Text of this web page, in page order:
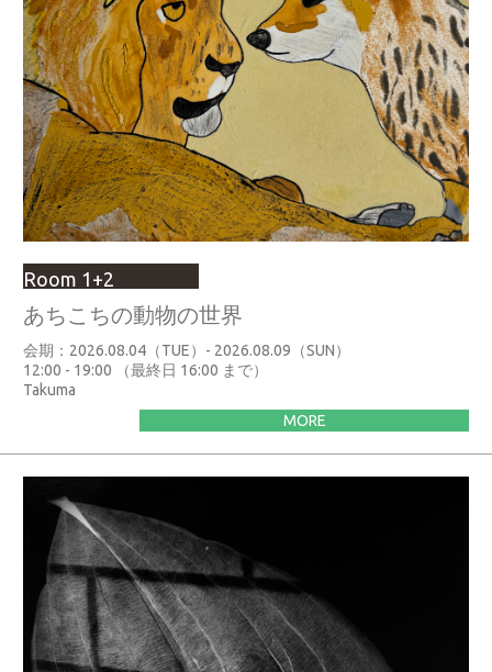
Room 1+2
あちこちの動物の世界
会期：2026.08.04（TUE）- 2026.08.09（SUN）
12:00 - 19:00 （最終日 16:00 まで）
Takuma
MORE